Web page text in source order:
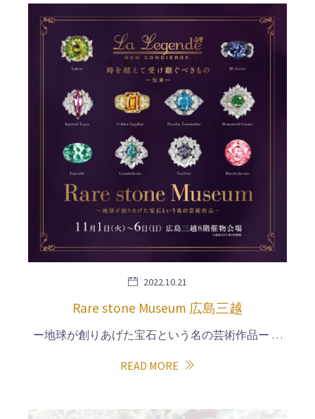
2022.10.21
Rare stone Museum 広島三越
ー地球が創りあげた宝石という名の芸術作品ー …
READ MORE